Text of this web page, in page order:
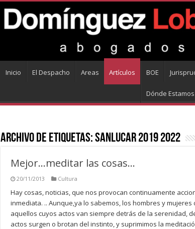
Inicio El Despacho Areas Artículos BOE
Dónde Estamos
Archivo de Etiquetas:sanlucar 2019 2022
Mejor…meditar las cosas…
20/11/2013 Cultura
Hay cosas, noticias, que nos provocan continuamente
inmediata. .. Aunque,ya lo sabemos, los hombres y
aquellos cuyos actos van siempre detrás de la serenidad,
actos surgen o brotan del instinto, y suprimimos la